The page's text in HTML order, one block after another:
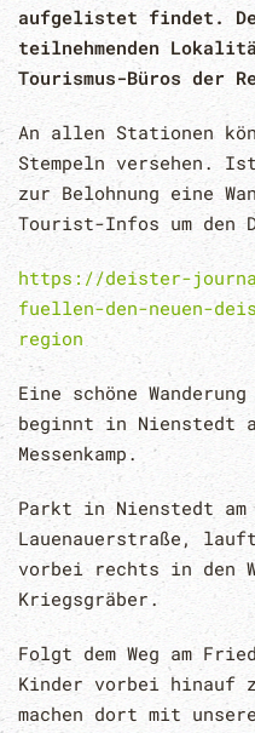
aufgelistet findet.
teilnehmenden
Tourismus-Büros der
An allen Stationen
Stempeln versehen.
zur Belohnung eine
Tourist-Infos um den
https://deister-
fuellen-den-neuen-
region
Eine schöne Wanderung
beginnt in Nienstedt
Messenkamp.
Parkt in Nienstedt am
Lauenauerstraße,
vorbei rechts in den
Kriegsgräber.
Folgt dem Weg am
Kinder vorbei hinauf
machen dort mit